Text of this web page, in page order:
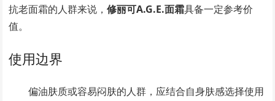
抗老面霜的人群来说，修丽可A.G.E.面霜具备一定参考价
值。
使用边界
偏油肤质或容易闷肤的人群，应结合自身肤感选择使用